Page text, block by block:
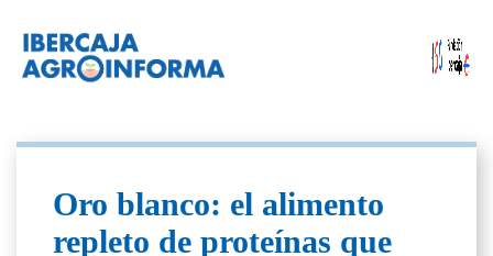
Oro blanco: el alimento
repleto de proteínas que